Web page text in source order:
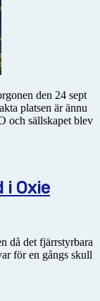
den 24 sept
platsen är ännu
och sällskapet blev
i Oxie
då det fjärrstyrbara
för en gångs skull